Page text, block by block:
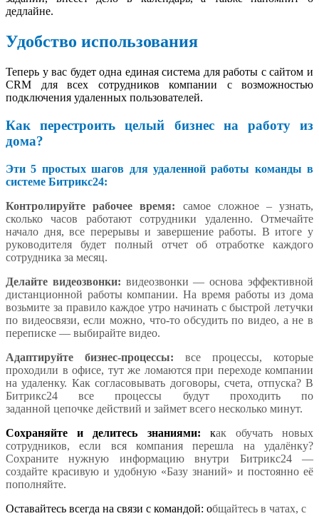
дедлайне.
Удобство использования
Теперь у вас будет одна единая система для работы с сайтом и
CRM для всех сотрудников компании с возможностью
подключения удаленных пользователей.
Как перестроить целый бизнес на работу из
дома?
Эти 5 простых шагов для удаленной работы команды в
системе Битрикс24:
Контролируйте рабочее время: самое сложное – узнать,
сколько часов работают сотрудники удаленно. Отмечайте
начало дня, все перерывы и завершение работы. В итоге у
руководителя будет полный отчет об отработке каждого
сотрудника за месяц.
Делайте видеозвонки: видеозвонки — основа эффективной
дистанционной работы компании. На время работы из дома
возьмите за правило каждое утро начинать с быстрой летучки
по видеосвязи, если можно, что-то обсудить по видео, а не в
переписке — выбирайте видео.
Адаптируйте бизнес-процессы: все процессы, которые
проходили в офисе, тут же ломаются при переходе компании
на удаленку. Как согласовывать договоры, счета, отпуска? В
Битрикс24 все процессы будут проходить по
заданной цепочке действий и займет всего несколько минут.
Сохраняйте и делитесь знаниями: как обучать новых
сотрудников, если вся компания перешла на удалёнку?
Сохраните нужную информацию внутри Битрикс24 —
создайте красивую и удобную «Базу знаний» и постоянно её
пополняйте.
Оставайтесь всегда на связи с командой: общайтесь в чатах, с